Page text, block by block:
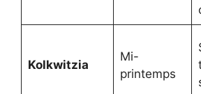
Kolkwitzia
Mi-
printemps